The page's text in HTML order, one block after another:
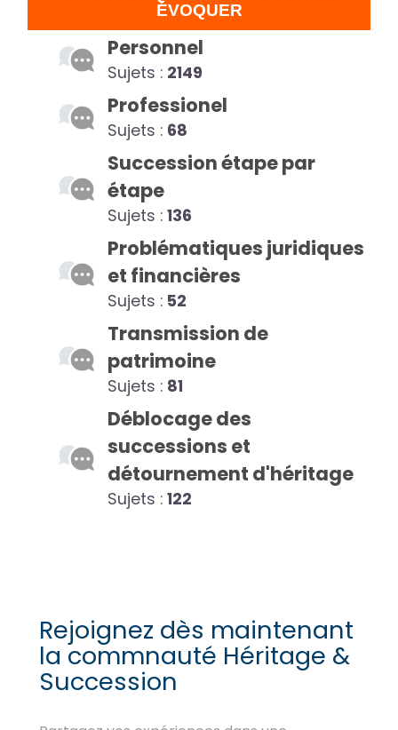
ÉVOQUER
Personnel
Sujets : 2149
Professionel
Sujets : 68
Succession étape par
étape
Sujets : 136
Problématiques juridiques
et financières
Sujets : 52
Transmission de
patrimoine
Sujets : 81
Déblocage des
successions et
détournement d'héritage
Sujets : 122
Rejoignez dès maintenant
la commnauté Héritage &
Succession